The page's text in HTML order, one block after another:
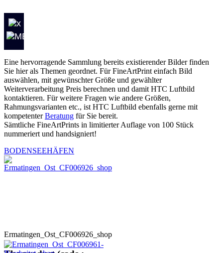
Eine hervorragende Sammlung bereits existierender Bilder finden
Sie hier als Themen geordnet. Für FineArtPrint einfach Bild
auswählen, mit gewünschter Größe und gewählter
Weiterverarbeitung Preis berechnen und damit HTC Luftbild
kontaktieren. Für weitere Fragen wie andere Größen,
Rahmungsvarianten etc., ist HTC Luftbild ebenfalls gerne mit
kompetenterBeratung für Sie bereit.
Sämtliche FineArtPrints in limitierter Auflage von 100 Stück
nummeriert und handsigniert!
BODENSEEHÄFEN
Ermatingen_Ost_CF006926_shop